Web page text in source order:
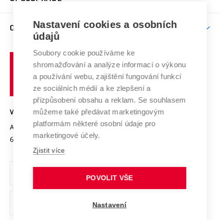
Brno
E-přihláška
Závěrečné práce
Doktorské studium
Studium bez bariér
Podpora podnikání
Mezinárodní vědecká rada
Systém zajišťování kvality výzkumu
Výzkumné infrastruktury
Transfer znalostí
Open Science
Projekty
Projekty ze strukturálních fondů
Specifický výzkum
Firemní spolupráce
Zahraniční spolupráce
Spolupráce se školami
Služby univerzity
Mezinárodní dohody
Univerzitní sítě
O UNIVERZITĚ
Profil univerzity
Udržitelná univerzita
Podnikavá univerzita / ContriBUTe
Bezpečná univerzita
Vyznamenání
Organizační struktura
Ochrana osobních údajů
odkaz)
učení
technické
Brně
VYSOKÉ UČENÍ TECHNICKÉ V BRNĚ
Antonínská 548/1
602 00 Brno
www.vut.cz
vut@vutbr.cz
Nastavení cookies a osobních
údajů
Soubory cookie používáme ke
shromažďování a analýze informací o výkonu
a používání webu, zajištění fungování funkcí
ze sociálních médií a ke zlepšení a
přizpůsobení obsahu a reklam. Se souhlasem
můžeme také předávat marketingovým
platformám některé osobní údaje pro
marketingové účely.
Zjistit více
POVOLIT VŠE
Nastavení